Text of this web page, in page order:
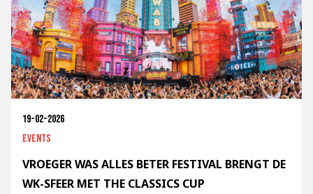
19-02-2026
Events
VROEGER WAS ALLES BETER FESTIVAL BRENGT DE
WK-SFEER MET THE CLASSICS CUP